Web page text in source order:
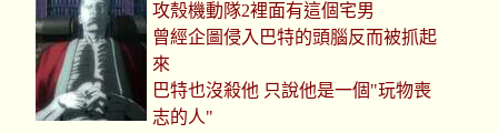
攻殼機動隊2裡面有這個宅男
曾經企圖侵入巴特的頭腦反而被抓起
來
巴特也沒殺他 只說他是一個"玩物喪
志的人"